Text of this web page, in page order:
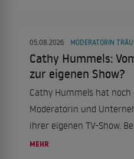
05.08.2026 MODERATORIN
Cathy Hummels:
zur eigenen Show?
Cathy Hummels hat noch
Moderatorin und
ihrer eigenen TV-Show.
den Kulissen des "Cirque
MEHR